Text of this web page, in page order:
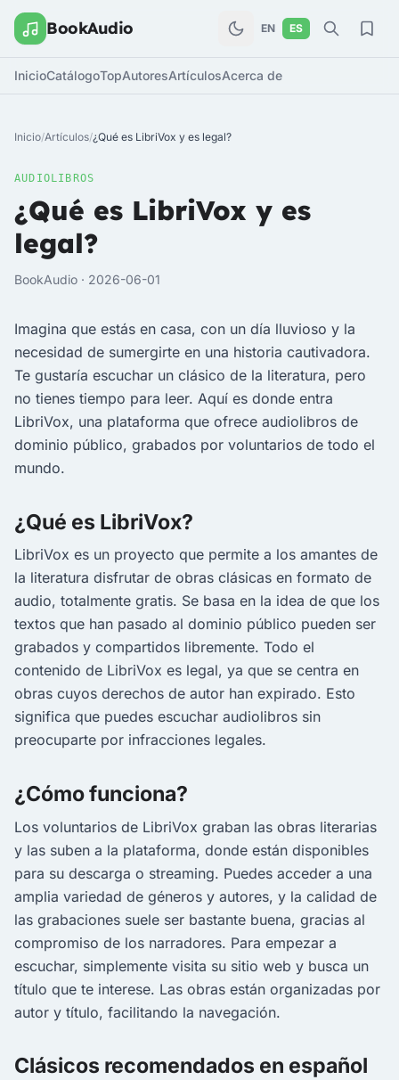
BookAudio EN ES
InicioCatálogoTopAutoresArtículosAcerca de
Inicio/Artículos/¿Qué es LibriVox y es legal?
AUDIOLIBROS
¿Qué es LibriVox y es
legal?
BookAudio · 2026-06-01
Imagina que estás en casa, con un día lluvioso y la
necesidad de sumergirte en una historia cautivadora.
Te gustaría escuchar un clásico de la literatura, pero
no tienes tiempo para leer. Aquí es donde entra
LibriVox, una plataforma que ofrece audiolibros de
dominio público, grabados por voluntarios de todo el
mundo.
¿Qué es LibriVox?
LibriVox es un proyecto que permite a los amantes de
la literatura disfrutar de obras clásicas en formato de
audio, totalmente gratis. Se basa en la idea de que los
textos que han pasado al dominio público pueden ser
grabados y compartidos libremente. Todo el
contenido de LibriVox es legal, ya que se centra en
obras cuyos derechos de autor han expirado. Esto
significa que puedes escuchar audiolibros sin
preocuparte por infracciones legales.
¿Cómo funciona?
Los voluntarios de LibriVox graban las obras literarias
y las suben a la plataforma, donde están disponibles
para su descarga o streaming. Puedes acceder a una
amplia variedad de géneros y autores, y la calidad de
las grabaciones suele ser bastante buena, gracias al
compromiso de los narradores. Para empezar a
escuchar, simplemente visita su sitio web y busca un
título que te interese. Las obras están organizadas por
autor y título, facilitando la navegación.
Clásicos recomendados en español